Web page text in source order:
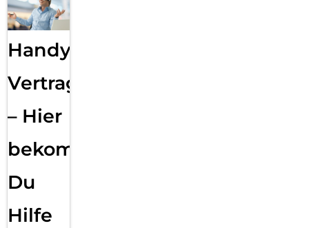
Handy
Vertragsabwicklung
– Hier
bekommst
Du
Hilfe